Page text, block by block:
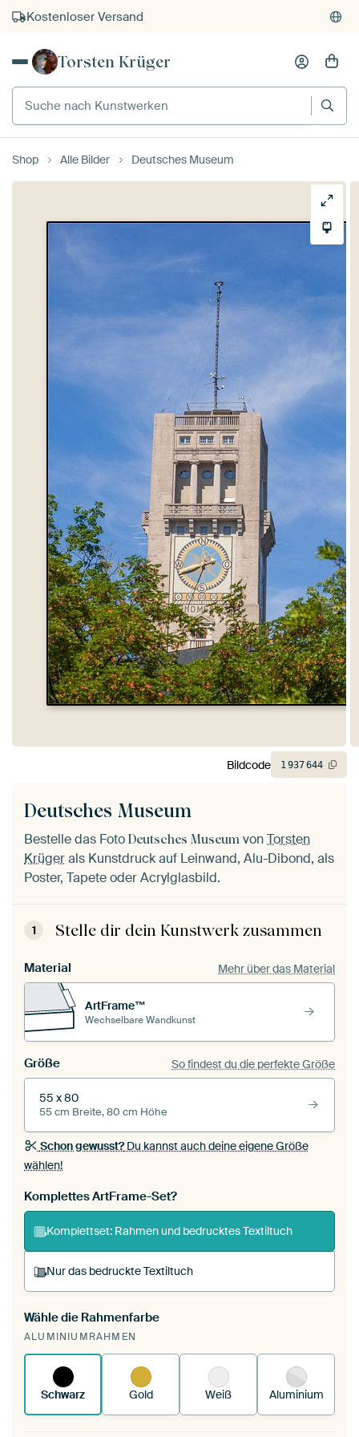
Kostenloser Versand
Kauf auf Rechnung
Torsten Krüger
Suche nach Kunstwerken
Shop Alle Bilder Deutsches Museum
Deutsches Museum
Bestelle das Foto Deutsches Museum vonTorsten
Krügerals Kunstdruck auf Leinwand, Alu-Dibond, als
Poster, Tapete oder Acrylglasbild.
1 Stelle dir dein Kunstwerk zusammen
Material Mehr über das Material
ArtFrame™
Wechselbare Wandkunst
Größe So findest du die perfekte Größe
55 x 80
55 cm Breite, 80 cm Höhe
Schon gewusst?Du kannst auch deine eigene Größe
wählen!
Komplettes ArtFrame-Set?
Komplettset: Rahmen und bedrucktes Textiltuch
Nur das bedruckte Textiltuch
Du spannst einen wechselbaren Textiltuch in
deinen vorhandenen ArtFrame™.
funktioniert es.
Wähle die Rahmenfarbe
ALUMINIUMRAHMEN
Schwarz Gold Weiß Aluminium
Bildcode 1937644